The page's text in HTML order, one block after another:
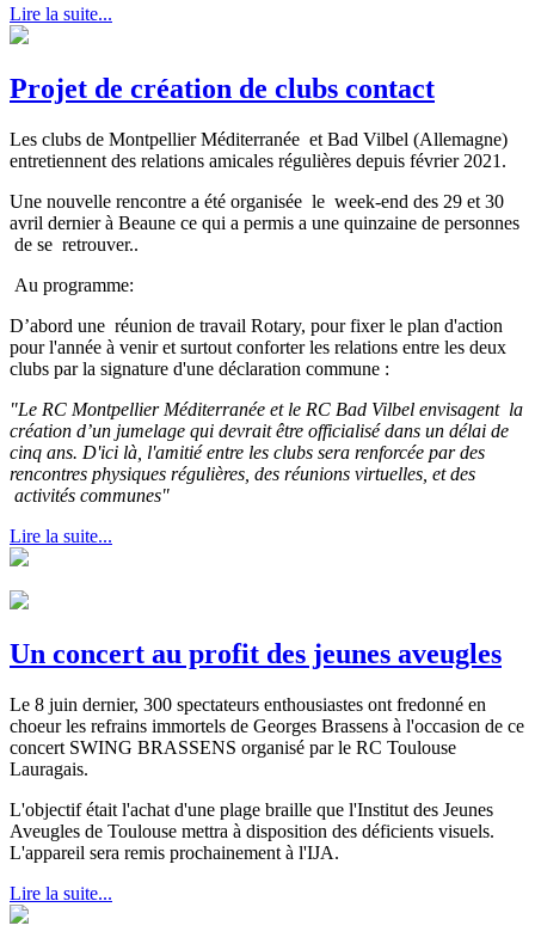
Lire la suite...
Projet de création de clubs contact
Les clubs de Montpellier Méditerranée et Bad Vilbel (Allemagne)
entretiennent des relations amicales régulières depuis février 2021.
Une nouvelle rencontre a été organisée le week-end des 29 et 30
avril dernier à Beaune ce qui a permis a une quinzaine de personnes
de se retrouver..
Au programme:
D’abord une réunion de travail Rotary, pour fixer le plan d'action
pour l'année à venir et surtout conforter les relations entre les deux
clubs par la signature d'une déclaration commune :
"Le RC Montpellier Méditerranée et le RC Bad Vilbel envisagent la
création d’un jumelage qui devrait être officialisé dans un délai de
cinq ans. D'ici là, l'amitié entre les clubs sera renforcée par des
rencontres physiques régulières, des réunions virtuelles, et des
activités communes"
Lire la suite...
Un concert au profit des jeunes aveugles
Le 8 juin dernier, 300 spectateurs enthousiastes ont fredonné en
choeur les refrains immortels de Georges Brassens à l'occasion de ce
concert SWING BRASSENS organisé par le RC Toulouse
Lauragais.
L'objectif était l'achat d'une plage braille que l'Institut des Jeunes
Aveugles de Toulouse mettra à disposition des déficients visuels.
L'appareil sera remis prochainement à l'IJA.
Lire la suite...